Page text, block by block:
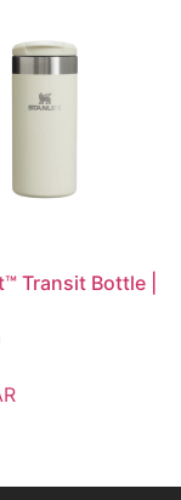
Transit Bottle |